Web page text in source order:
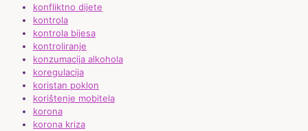
konfliktno dijete
kontrola
kontrola bijesa
kontroliranje
konzumacija alkohola
koregulacija
koristan poklon
korištenje mobitela
korona
korona kriza